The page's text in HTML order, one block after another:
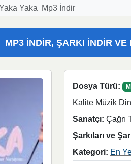
Yaka Yaka Mp3 İndir
İNDIR, ŞARKI İNDIR VE
Dosya Türü:
Kalite Müzik
Sanatçı: Çağrı
Şarkıları ve
Kategori: En